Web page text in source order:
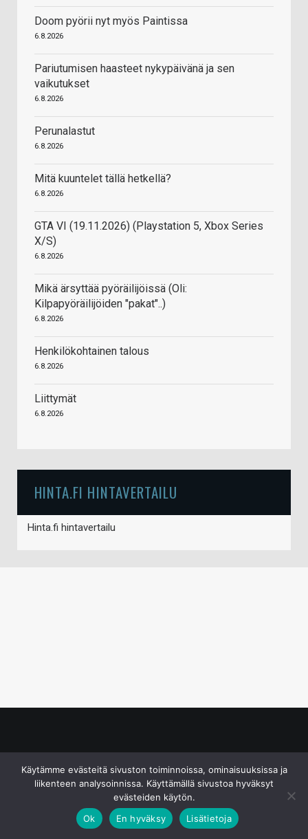
Doom pyörii nyt myös Paintissa
6.8.2026
Pariutumisen haasteet nykypäivänä ja sen
vaikutukset
6.8.2026
Perunalastut
6.8.2026
Mitä kuuntelet tällä hetkellä?
6.8.2026
GTA VI (19.11.2026) (Playstation 5, Xbox Series
X/S)
6.8.2026
Mikä ärsyttää pyöräilijöissä (Oli:
Kilpapyöräilijöiden "pakat"..)
6.8.2026
Henkilökohtainen talous
6.8.2026
Liittymät
6.8.2026
HINTA.FI HINTAVERTAILU
Hinta.fi hintavertailu
Käytämme evästeitä sivuston toiminnoissa, ominaisuuksissa ja
liikenteen analysoinnissa. Käyttämällä sivustoa hyväksyt
evästeiden käytön.
Ok
En hyväksy Lisätietoja